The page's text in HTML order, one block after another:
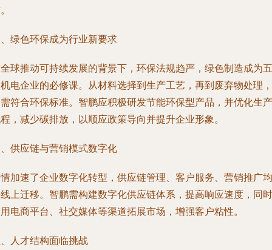
绿色环保成为行业新要求
球推动可持续发展的背景下，环保法规趋严，绿色制造成为五
电企业的必修课。从材料选择到生产工艺，再到废弃物处理，
符合环保标准。智鹏应积极研发节能环保型产品，并优化生产
，减少碳排放，以顺应政策导向并提升企业形象。
供应链与营销模式数字化
加速了企业数字化转型，供应链管理、客户服务、营销推广均
上迁移。智鹏需构建数字化供应链体系，提高响应速度，同时
电商平台、社交媒体等渠道拓展市场，增强客户粘性。
人才结构面临挑战